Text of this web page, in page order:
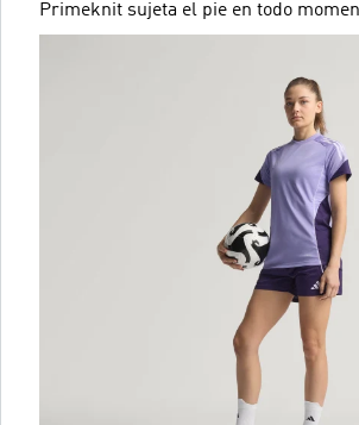
Primeknit sujeta el pie en todo